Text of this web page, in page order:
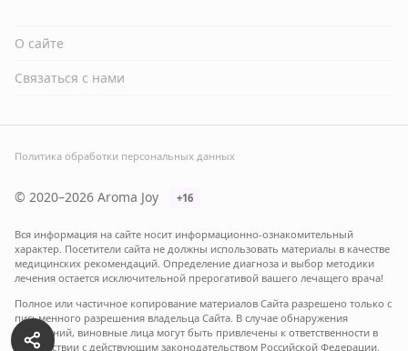
О сайте
Связаться с нами
© 2020–2026 Aroma Joy +16
Политика обработки персональных данных
Вся информация на сайте носит информационно-ознакомительный
характер. Посетители сайта не должны использовать материалы в качестве
медицинских рекомендаций. Определение диагноза и выбор методики
лечения остается исключительной прерогативой вашего лечащего врача!
Полное или частичное копирование материалов Сайта разрешено только с
письменного разрешения владельца Сайта. В случае обнаружения
нарушений, виновные лица могут быть привлечены к ответственности в
соответствии с действующим законодательством Российской Федерации.